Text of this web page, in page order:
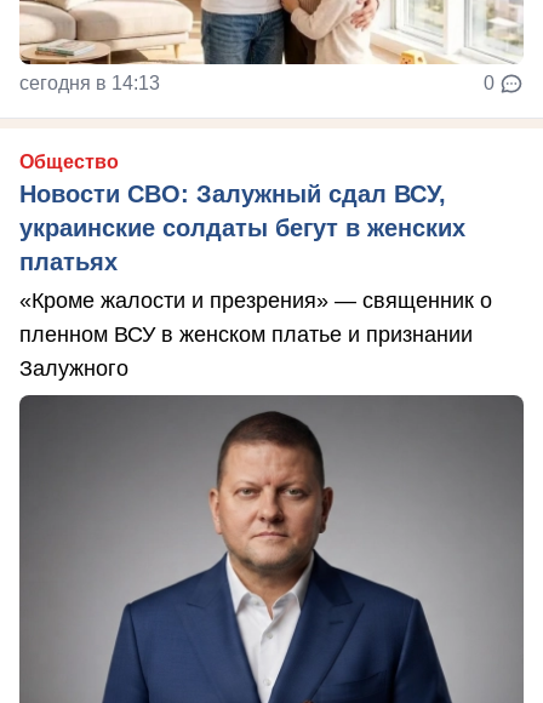
сегодня в 14:13 0
Общество
Новости СВО: Залужный сдал ВСУ,
украинские солдаты бегут в женских
платьях
«Кроме жалости и презрения» — священник о
пленном ВСУ в женском платье и признании
Залужного